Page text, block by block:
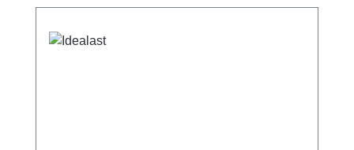
jetzt Bi-Power Binden online bei uns und